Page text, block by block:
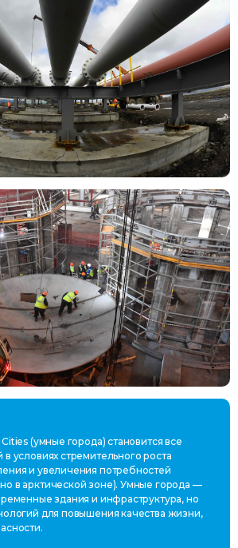
(умные города) становится все
в условиях стремительного роста
и увеличения потребностей
в арктической зоне). Умные города —
здания и инфраструктура, но
для повышения качества жизни,